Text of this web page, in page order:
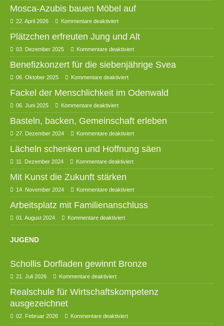
Mosca-Azubis bauen Möbel auf
22. April 2026 Kommentare deaktiviert
Plätzchen erfreuten Jung und Alt
03. Dezember 2025 Kommentare deaktiviert
Benefizkonzert für die siebenjährige Svea
06. Oktober 2025 Kommentare deaktiviert
Fackel der Menschlichkeit im Odenwald
06. Juni 2025 Kommentare deaktiviert
Basteln, backen, Gemeinschaft erleben
27. Dezember 2024 Kommentare deaktiviert
Lächeln schenken und Hoffnung säen
11. Dezember 2024 Kommentare deaktiviert
Mit Kunst die Zukunft stärken
14. November 2024 Kommentare deaktiviert
Arbeitsplatz mit Familienanschluss
01. August 2024 Kommentare deaktiviert
JUGEND
Schollis Dorfladen gewinnt Bronze
21. Juli 2026 Kommentare deaktiviert
Realschule für Wirtschaftskompetenz
ausgezeichnet
02. Februar 2026 Kommentare deaktiviert